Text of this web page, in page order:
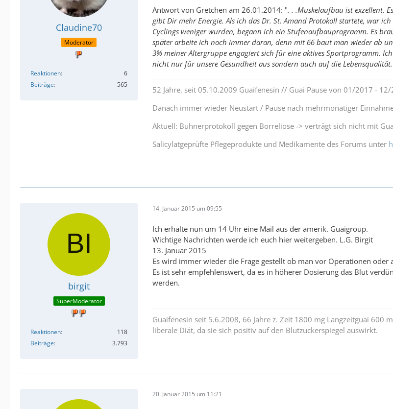
Claudine70
Moderator
Reaktionen
6
Beiträge
565
Antwort von Gretchen am 26.01.2014: ". . .Muskelaufbau ist exzellent.
gibt Dir mehr Energie. Als ich das Dr. St. Amand Protokoll startete, war
Cyclings weniger wurden, begann ich ein Stufenaufbauprogramm. Es
später arbeite ich noch immer daran, denn mit 66 baut man wieder ab
3% meiner Altergruppe engagiert sich für eine aktives Sportprogramm.
nicht nur für unsere Gesundheit aus sondern auch auf die Lebensqualität.
52 Jahre, seit 05.10.2009 Guaifenesin // Guai Pause von 01/2017 -
Danach immer wieder Neustart / Pause nach mehrmonatiger
Aktuell: Buhnerprotokoll gegen Borreliose -> verträgt sich nicht mit
Salicylatgeprüfte Pflegeprodukte und Medikamente des Forums unter
birgit
SuperModerator
Reaktionen
118
Beiträge
3.793
14. Januar 2015 um 09:55
Ich erhalte nun um 14 Uhr eine Mail aus der amerik. Guaigroup.
Wichtige Nachrichten werde ich euch hier weitergeben. L.G. Birgit
13. Januar 2015
Es wird immer wieder die Frage gestellt ob man vor Operationen
Es ist sehr empfehlenswert, da es in höherer Dosierung das Blut
werden.
Guaifenesin seit 5.6.2008, 66 Jahre z. Zeit 1800 mg Langzeitguai 600
liberale Diät, da sie sich positiv auf den Blutzuckerspiegel auswirkt.
20. Januar 2015 um 11:21